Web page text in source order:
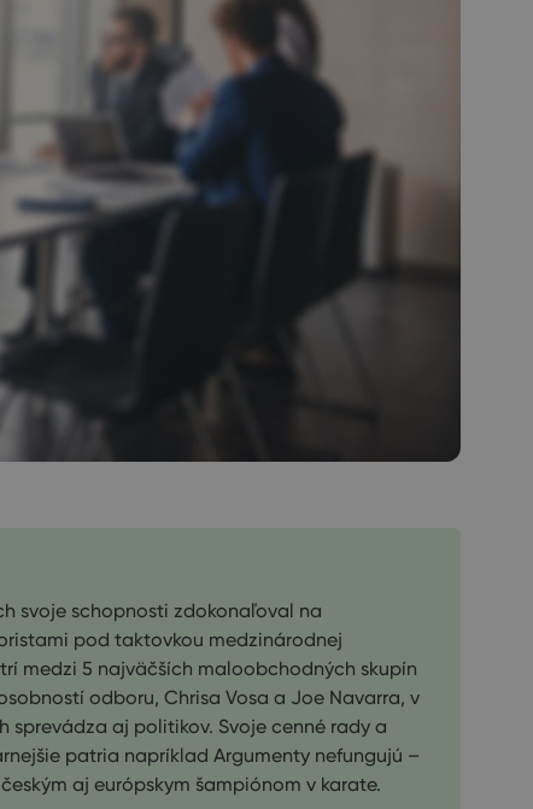
svoje schopnosti zdokonaľoval na
pod taktovkou medzinárodnej
medzi 5 najväčších maloobchodných skupín
odboru, Chrisa Vosa a Joe Navarra, v
sprevádza aj politikov. Svoje cenné rady a
patria napríklad Argumenty nefungujú –
aj európskym šampiónom v karate.